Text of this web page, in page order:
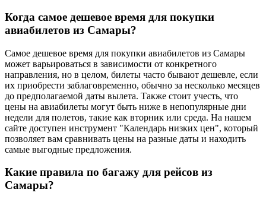
Когда самое дешевое время для покупки
авиабилетов из Самары?
Самое дешевое время для покупки авиабилетов из Самары
может варьироваться в зависимости от конкретного
направления, но в целом, билеты часто бывают дешевле, если
их приобрести заблаговременно, обычно за несколько месяцев
до предполагаемой даты вылета. Также стоит учесть, что
цены на авиабилеты могут быть ниже в непопулярные дни
недели для полетов, такие как вторник или среда. На нашем
сайте доступен инструмент "Календарь низких цен", который
позволяет вам сравнивать цены на разные даты и находить
самые выгодные предложения.
Какие правила по багажу для рейсов из
Самары?